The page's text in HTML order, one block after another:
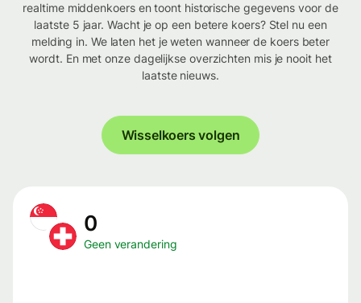
realtime middenkoers en toont historische gegevens voor de
laatste 5 jaar. Wacht je op een betere koers? Stel nu een
melding in. We laten het je weten wanneer de koers beter
wordt. En met onze dagelijkse overzichten mis je nooit het
laatste nieuws.
Wisselkoers volgen
0
Geen verandering